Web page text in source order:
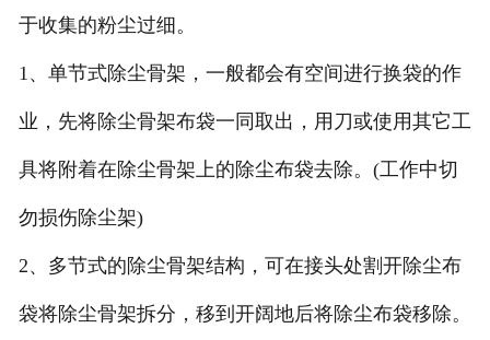
于收集的粉尘过细。
1、单节式除尘骨架，一般都会有空间进行换袋的作
业，先将除尘骨架布袋一同取出，用刀或使用其它工
具将附着在除尘骨架上的除尘布袋去除。(工作中切
勿损伤除尘架)
2、多节式的除尘骨架结构，可在接头处割开除尘布
袋将除尘骨架拆分，移到开阔地后将除尘布袋移除。